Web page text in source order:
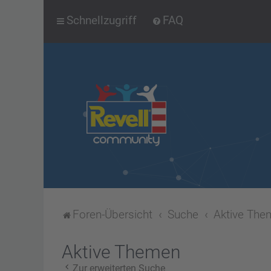
Schnellzugriff FAQ
Foren-Übersicht Suche Aktive
Aktive Themen
Zur erweiterten Suche